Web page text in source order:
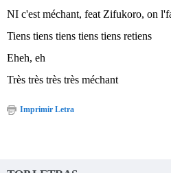
NI c'est méchant, feat Zifukoro, on
Tiens tiens tiens tiens tiens retiens
Eheh, eh
Très très très très méchant
Imprimir Letra